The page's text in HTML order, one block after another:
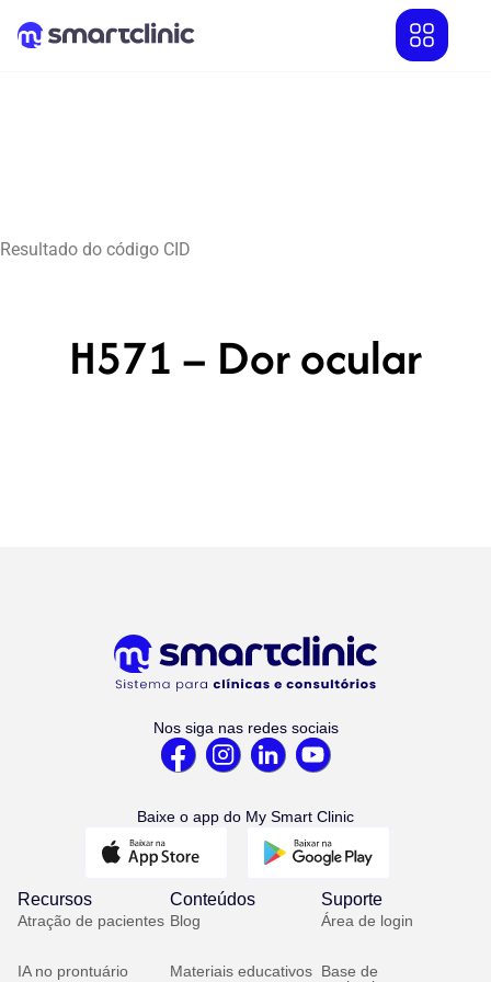
Resultado do código CID
H571 – Dor ocular
Nos siga nas redes sociais
Baixe o app do My Smart Clinic
Recursos
Atração de pacientes
IA no prontuário
Conteúdos
Blog
Materiais educativos
Suporte
Área de login
Base de